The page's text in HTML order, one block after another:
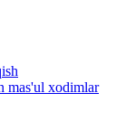
mas'ul xodimlar